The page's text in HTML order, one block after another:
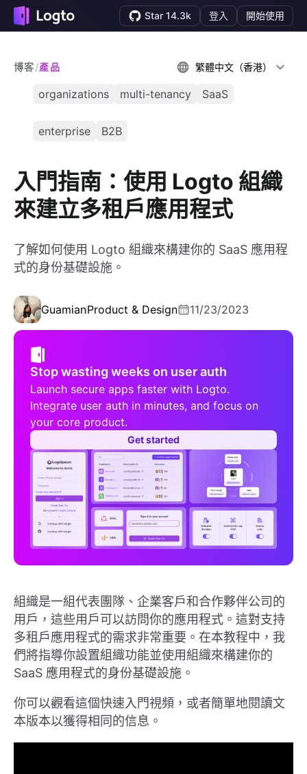
Star 14.3k 登入 開始使用
博客/產品 繁體中文（香港）
organizations multi-tenancy SaaS
enterprise B2B
入門指南：使用 Logto 組織
來建立多租戶應用程式
了解如何使用 Logto 組織來構建你的 SaaS 應用程
式的身份基礎設施。
GuamianProduct & Design 11/23/2023
Stop wasting weeks on user auth
Launch secure apps faster with Logto.
Integrate user auth in minutes, and focus on
your core product.
Get started
組織是一組代表團隊、企業客戶和合作夥伴公司的
用戶，這些用戶可以訪問你的應用程式。這對支持
多租戶應用程式的需求非常重要。在本教程中，我
們將指導你設置組織功能並使用組織來構建你的
SaaS 應用程式的身份基礎設施。
你可以觀看這個快速入門視頻，或者簡單地閱讀文
本版本以獲得相同的信息。